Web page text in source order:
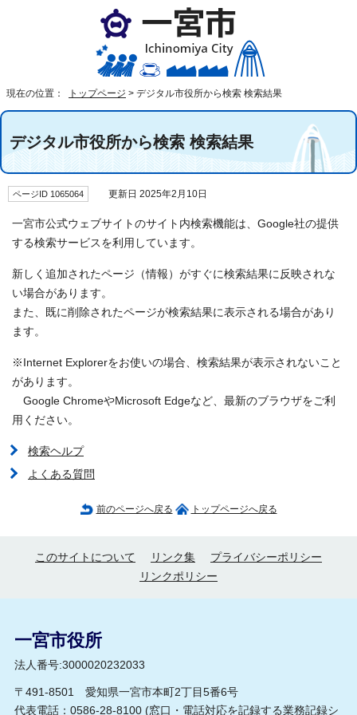
現在の位置： トップページ > デジタル市役所から検索 検索結果
デジタル市役所から検索 検索結果
ページID 1065064 更新日 2025年2月10日
一宮市公式ウェブサイトのサイト内検索機能は、Google社の提供
する検索サービスを利用しています。
新しく追加されたページ（情報）がすぐに検索結果に反映されな
い場合があります。
また、既に削除されたページが検索結果に表示される場合があり
ます。
※Internet Explorerをお使いの場合、検索結果が表示されないこと
があります。
Google ChromeやMicrosoft Edgeなど、最新のブラウザをご利
用ください。
検索ヘルプ
よくある質問
前のページへ戻る トップページへ戻る
このサイトについて リンク集
プライバシーポリシー
リンクポリシー
一宮市役所
法人番号:3000020232033
〒491-8501 愛知県一宮市本町2丁目5番6号
代表電話：0586-28-8100 (窓口・電話対応を記録する業務記録シ